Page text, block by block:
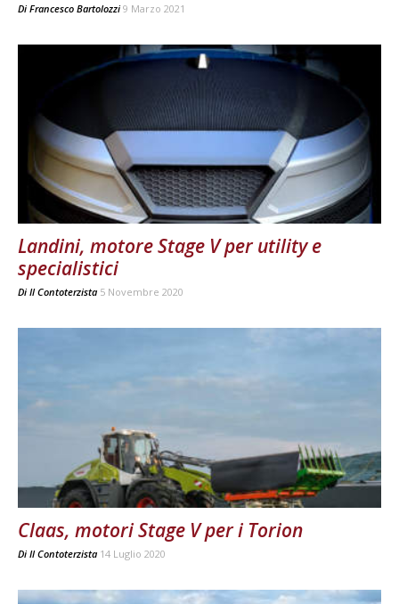
Di Francesco Bartolozzi 9 Marzo 2021
Landini, motore Stage V per utility e
specialistici
Di Il Contoterzista 5 Novembre 2020
Claas, motori Stage V per i Torion
Di Il Contoterzista 14 Luglio 2020